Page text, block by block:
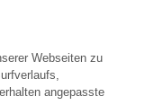
Über uns
Webseiten zu
angepasste